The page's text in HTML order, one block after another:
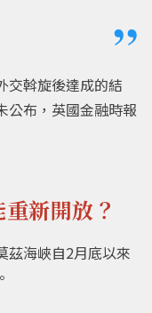
交斡旋後達成的結
公布，英國金融時報
新開放？
茲海峽自2月底以來